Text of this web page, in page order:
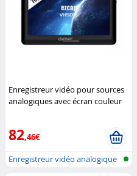
Enregistreur vidéo pour sources
analogiques avec écran couleur
82,46€
Enregistreur vidéo analogique